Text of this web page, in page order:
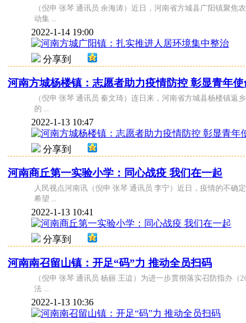
（倪申 张琴 通讯员 余海涛）近日，河南省方城县广阳镇聚
动集 ...
2022-1-14 19:00
分享到
河南方城杨楼镇：志愿者助力疫情防控 彰显青年使
（倪申 张琴 通讯员 秦文琦）连日来，河南省方城县杨楼镇
的 ...
2022-1-13 10:47
分享到
河南商丘第一实验小学：同心战疫 我们在一起
人民视点河南讯（倪申 张琴 通讯员 李宁）近日，疫情的不确
希望 ...
2022-1-13 10:41
分享到
河南南召留山镇：开足“码”力 推动全员扫码
（倪申 张琴 通讯员 杨丽 王迨）为进一步贯彻落实召防指办
法 ...
2022-1-13 10:36